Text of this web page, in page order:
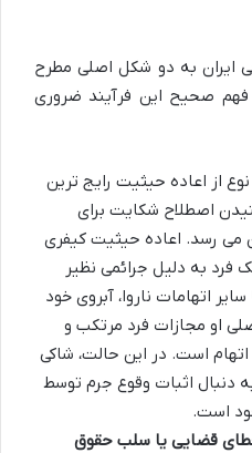
ایران به دو شکل اصلی مطرح
صحیح این فرآیند ضروری
از اعاده حیثیت رایج ترین
اصطلاح شکایت برای
می رسد. اعاده حیثیت کیفری
فرد به دلیل جرائمی نظیر
اتهامات ناروا، آبروی خود
او مجازات فرد مرتکب و
است. در این حالت، شاکی
دنبال اثبات وقوع جرم توسط
است.
قضایی یا سلب حقوق